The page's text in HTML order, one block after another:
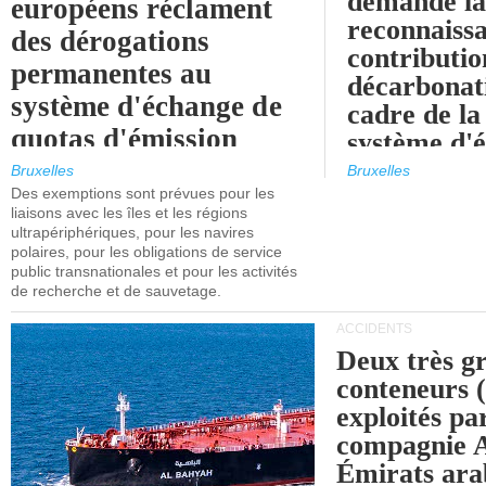
européens réclament
des dérogations
permanentes au
système d'échange de
quotas d'émission
maritimes de l'UE
après 2030.
Bruxelles
Des exemptions sont prévues pour les
liaisons avec les îles et les régions
ultrapériphériques, pour les navires
polaires, pour les obligations de service
public transnationales et pour les activités
de recherche et de sauvetage.
cadre de
système
quotas
Bruxelles
ACCIDENTS
Deux très
conteneurs
exploités
compagnie
Émirats